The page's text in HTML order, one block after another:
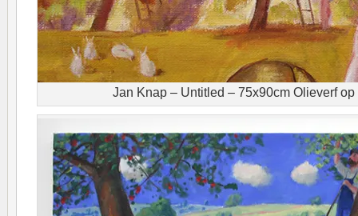
Jan Knap – Untitled – 75x90cm Olieverf